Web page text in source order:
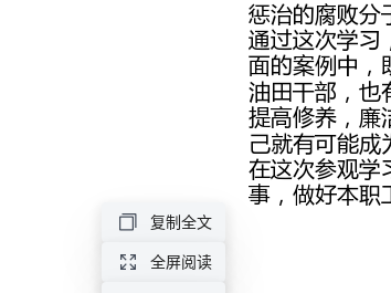
复制全文
全屏阅读